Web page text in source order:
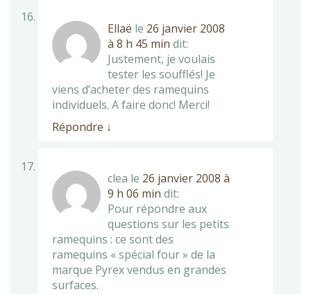
Ellaë le 26 janvier 2008
à 8 h 45 min dit:
Justement, je voulais
tester les soufflés! Je
viens d’acheter des ramequins
individuels. A faire donc! Merci!
Répondre ↓
clea le 26 janvier 2008 à
9 h 06 min dit:
Pour répondre aux
questions sur les petits
ramequins : ce sont des
ramequins « spécial four » de la
marque Pyrex vendus en grandes
surfaces.